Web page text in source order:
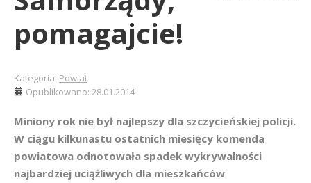
pomagajcie!
Kategoria: Powiat
Opublikowano: 28.01.2014
Miniony rok nie był najlepszy dla szczycieńskiej policji.
W ciągu kilkunastu ostatnich miesięcy komenda
powiatowa odnotowała spadek wykrywalności
najbardziej uciążliwych dla mieszkańców